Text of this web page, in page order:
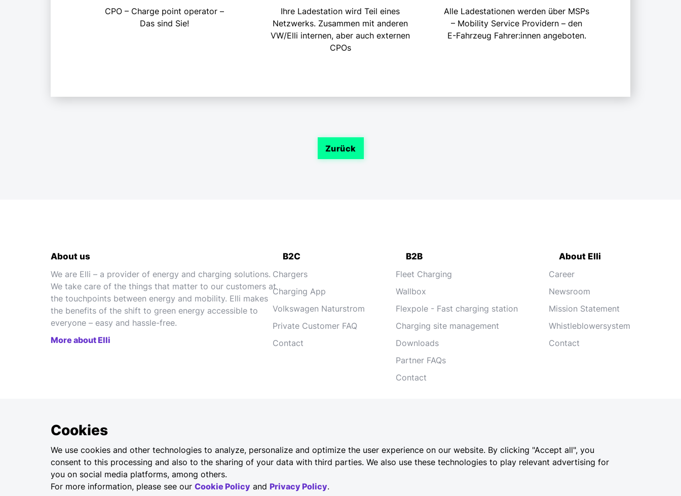
CPO – Charge point operator –
Das sind Sie!
Ihre Ladestation wird Teil eines
Netzwerks. Zusammen mit anderen
VW/Elli internen, aber auch externen
CPOs
Alle Ladestationen werden über MSPs
– Mobility Service Providern – den
E-Fahrzeug Fahrer:innen angeboten.
Zurück
About us
We are Elli – a provider of energy and charging solutions.
We take care of the things that matter to our customers at
the touchpoints between energy and mobility. Elli makes
the benefits of the shift to green energy accessible to
everyone – easy and hassle-free.
More about Elli
B2C
Chargers
Charging App
Volkswagen Naturstrom
Private Customer FAQ
Contact
B2B
Fleet Charging
Wallbox
Flexpole - Fast charging station
Charging site management
Downloads
Partner FAQs
Contact
About Elli
Career
Newsroom
Mission Statement
Whistleblowersystem
Contact
Cookies
We use cookies and other technologies to analyze, personalize and optimize the user experience on our website. By clicking "Accept all", you
consent to this processing and also to the sharing of your data with third parties. We also use these technologies to play relevant advertising for
you on social media platforms, among others.
For more information, please see our Cookie Policy and Privacy Policy.